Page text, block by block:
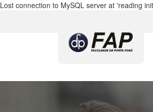
Lost connection to MySQL server at 'reading